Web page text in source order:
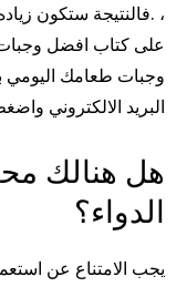
، .فالنتيجة ستكون
على كتاب افضل
وجبات طعامك اليومي
البريد الالكتروني
هل هنالك
الدواء؟
يجب الامتناع عن